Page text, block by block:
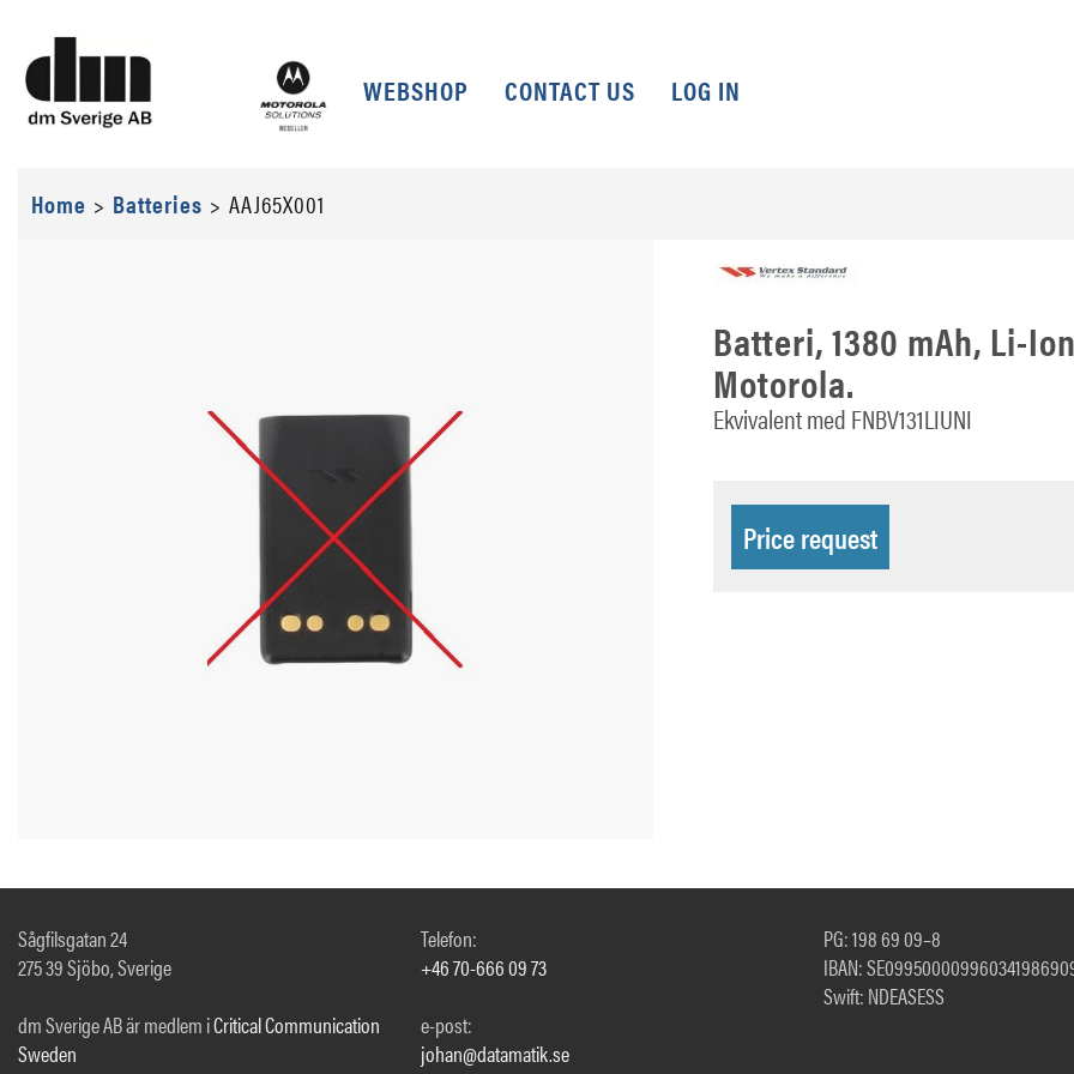
WEBSHOP CONTACT US LOG IN
Home > Batteries > AAJ65X001
Batteri, 1380 mAh, Li-
Motorola.
Ekvivalent med FNBV131LIUNI
Price request
Sågfilsgatan 24
275 39 Sjöbo, Sverige
dm Sverige AB är medlem iCritical Communication
Sweden
Telefon:
+46 70-666 09 73
e-post:
johan@datamatik.se
PG: 198 69 09–8
IBAN:
Swift: NDEASESS